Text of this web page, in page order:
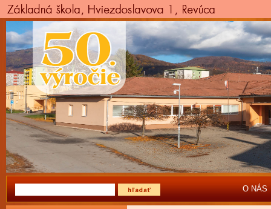
O NÁS